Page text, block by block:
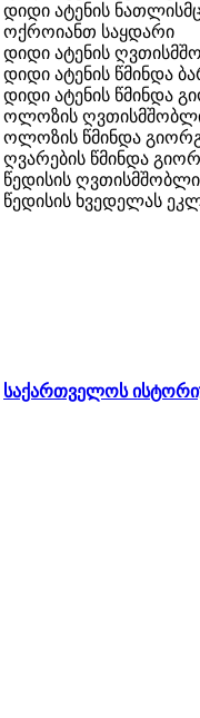
დიდი ატენის
ოქროიანთ საყდარი
დიდი ატენის
დიდი ატენის წმინდა
დიდი ატენის წმინდა
ოლოზის
ოლოზის წმინდა
ღვარების წმინდა
წედისის
წედისის ხვედელას
საქართველოს